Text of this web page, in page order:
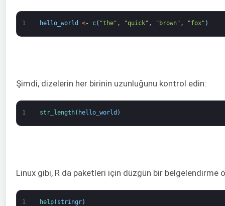
1 hello_world <- c( "the" , "quick" , "brown" , "fox" )
Şimdi, dizelerin her birinin uzunluğunu kontrol edin:
1 str_length( hello_world )
Linux gibi, R da paketleri için düzgün bir
1 help( stringr)